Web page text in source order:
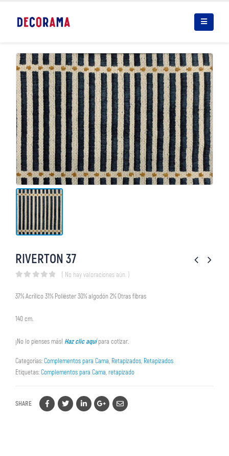
RIVERTON 37
( No hay valoraciones aún. )
37% Acrílico 31% Poliéster 30% algodón 2% Otras fibras
140 cm.
¡No lo pienses más! Haz clic aquípara cotizar.
Categorías:Complementos para Cama, Retapizados, Retapizados
Etiquetas:Complementos para Cama,retapizado
SHARE